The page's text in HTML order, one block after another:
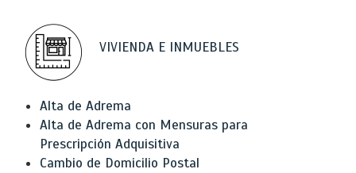
VIVIENDA E INMUEBLES
Alta de Adrema
Alta de Adrema con Mensuras para
Prescripción Adquisitiva
Cambio de Domicilio Postal